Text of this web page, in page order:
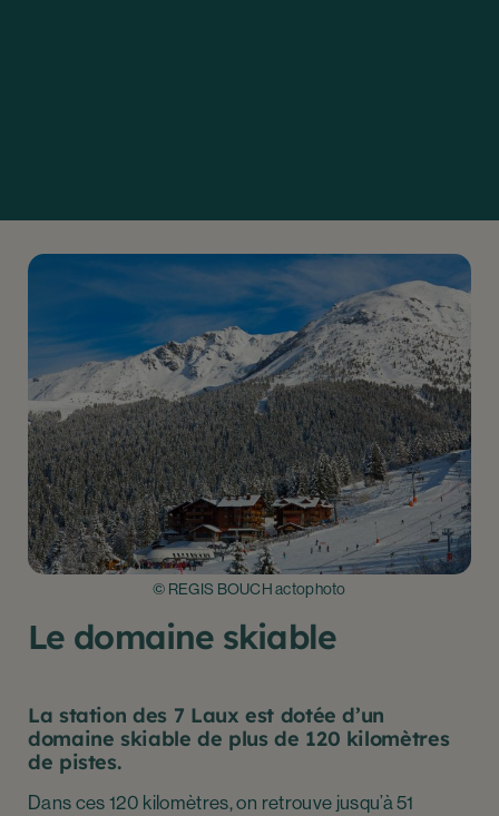
© REGIS BOUCH actophoto
Le domaine skiable
La station des 7 Laux est dotée d’un
domaine skiable de plus de 120 kilomètres
de pistes.
Dans ces 120 kilomètres, on retrouve jusqu’à 51